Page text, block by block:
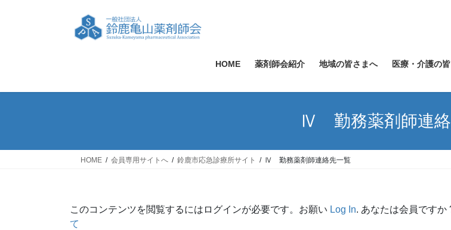
ス
ン
HOME 薬剤師会紹介 地域の皆さまへ 医療・介護の
Ⅳ 勤務薬剤師連絡
HOME 会員専用サイトへ 鈴鹿市応急診療所サイト Ⅳ 勤務薬剤師連絡先一覧
このコンテンツを閲覧するにはログインが必要です。お願い Log In. あなたは会員ですか
て